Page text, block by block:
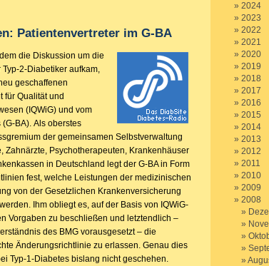
Patientenvertreter im G-BA
die Diskussion um die
2-Diabetiker aufkam,
geschaffenen
für Qualität und
(IQWiG) und vom
BA). Als oberstes
der gemeinsamen Selbstverwaltung
Zahnärzte, Psychotherapeuten, Krankenhäuser
in Deutschland legt der G-BA in Form
fest, welche Leistungen der medizinischen
von der Gesetzlichen Krankenversicherung
Ihm obliegt es, auf der Basis von IQWiG-
Vorgaben zu beschließen und letztendlich –
des BMG vorausgesetzt – die
Änderungsrichtlinie zu erlassen. Genau dies
Typ-1-Diabetes bislang nicht geschehen.
2024
2023
2022
2021
2020
2019
2018
2017
2016
2015
2014
2013
2012
2011
2010
2009
2008